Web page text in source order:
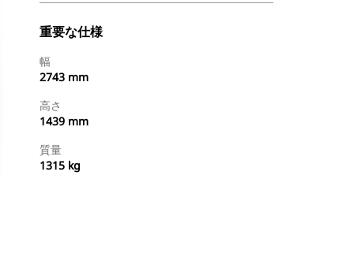
重要な仕様
幅
2743 mm
高さ
1439 mm
質量
1315 kg